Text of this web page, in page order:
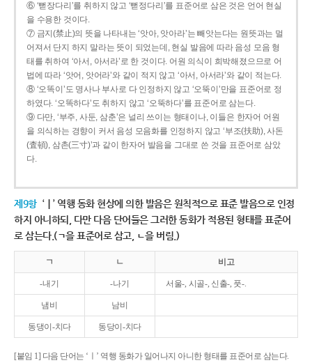
⑥ ‘뻗장다리’를 취하지 않고 ‘뻗정다리’를 표준어로 삼은 것은 언어 현실
을 수용한 것이다.
⑦ 금지(禁止)의 뜻을 나타내는 ‘앗아, 앗아라’는 빼앗는다는 원뜻과는 멀
어져서 단지 하지 말라는 뜻이 되었는데, 현실 발음에 따라 음성 모음 형
태를 취하여 ‘아서, 아서라’로 한 것이다. 어원 의식이 희박해졌으므로 어
법에 따라 ‘앗어, 앗어라’와 같이 적지 않고 ‘아서, 아서라’와 같이 적는다.
⑧ ‘오똑이’도 명사나 부사로 다 인정하지 않고 ‘오뚝이’만을 표준어로 정
하였다. ‘오똑하다’도 취하지 않고 ‘오뚝하다’를 표준어로 삼는다.
⑨ 다만, ‘부주, 사둔, 삼춘’은 널리 쓰이는 형태이나, 이들은 한자어 어원
을 의식하는 경향이 커서 음성 모음화를 인정하지 않고 ‘부조(扶助), 사돈
(査頓), 삼촌(三寸)’과 같이 한자어 발음을 그대로 쓴 것을 표준어로 삼았
다.
제9항 ‘ㅣ’ 역행 동화 현상에 의한 발음은 원칙적으로 표준 발음으로 인정
하지 아니하되, 다만 다음 단어들은 그러한 동화가 적용된 형태를 표준어
로 삼는다.(ㄱ을 표준어로 삼고, ㄴ을 버림.)
ㄱ ㄴ 비고
-내기 -나기 서울-, 시골-, 신출-, 풋-.
냄비 남비
동댕이-치다 동당이-치다
[붙임 1] 다음 단어는 ‘ㅣ’ 역행 동화가 일어나지 아니한 형태를 표준어로 삼는다.